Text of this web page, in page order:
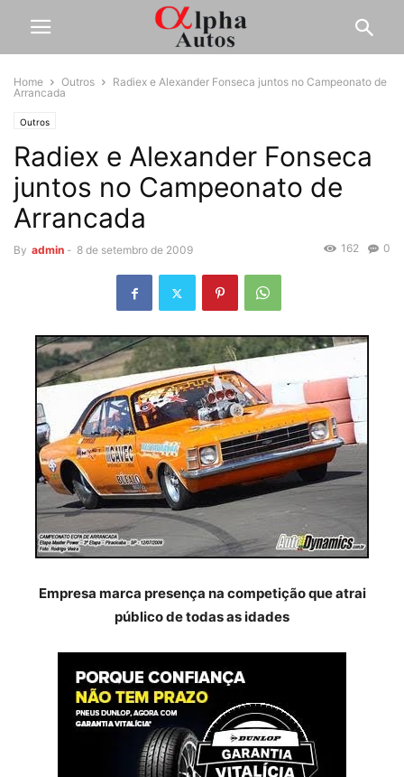
Home Outros
Radiex e Alexander Fonseca juntos no Campeonato de
Arrancada
Outros
Radiex e Alexander Fonseca
juntos no Campeonato de
Arrancada
By admin - 8 de setembro de 2009 0
162
Empresa marca presença na competição que atrai
público de todas as idades